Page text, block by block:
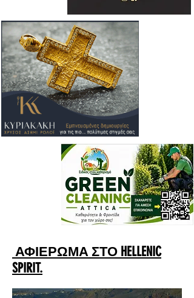
ΑΦΙΕΡΩΜΑ ΣΤΟ HELLENIC
SPIRIT.